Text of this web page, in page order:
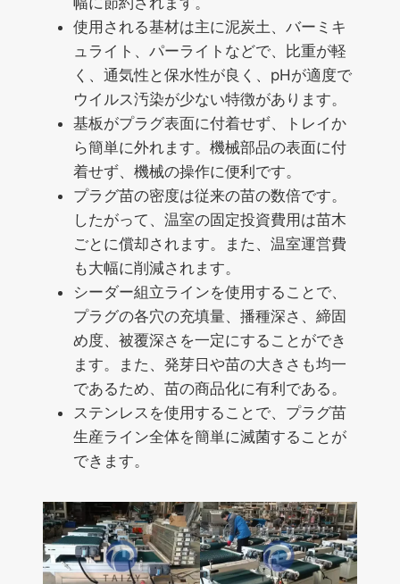
使用される基材は主に泥炭土、バーミキ
ュライト、パーライトなどで、比重が軽
く、通気性と保水性が良く、pHが適度で
ウイルス汚染が少ない特徴があります。
基板がプラグ表面に付着せず、トレイか
ら簡単に外れます。機械部品の表面に付
着せず、機械の操作に便利です。
プラグ苗の密度は従来の苗の数倍です。
したがって、温室の固定投資費用は苗木
ごとに償却されます。また、温室運営費
も大幅に削減されます。
シーダー組立ラインを使用することで、
プラグの各穴の充填量、播種深さ、締固
め度、被覆深さを一定にすることができ
ます。また、発芽日や苗の大きさも均一
であるため、苗の商品化に有利である。
ステンレスを使用することで、プラグ苗
生産ライン全体を簡単に滅菌することが
できます。